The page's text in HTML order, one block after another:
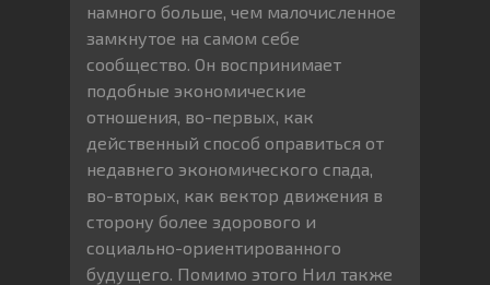
намного больше, чем малочисленное
замкнутое на самом себе
сообщество. Он воспринимает
подобные экономические
отношения, во-первых, как
действенный способ оправиться от
недавнего экономического спада,
во-вторых, как вектор движения в
сторону более здорового и
социально-ориентированного
будущего. Помимо этого Нил также